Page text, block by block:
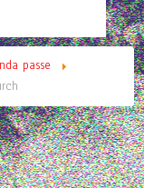
passe